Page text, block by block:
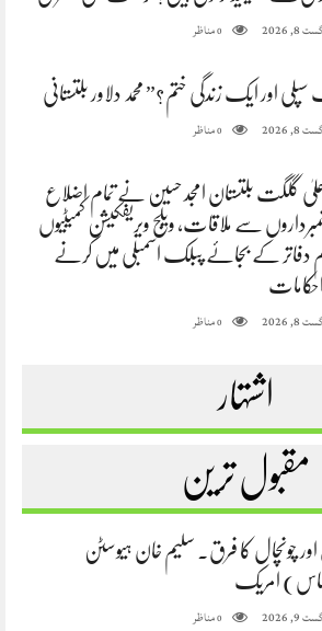
8, 2026
0مناظر
اور ایک زندگی ختم؟” محمد دلاور بلتستانی
8, 2026
0مناظر
گلگت بلتستان امجد حسین نے تمام اضلاع
سے ملاقات، ویلج ویریفکیشن کمیٹیوں
دفاتر کے بجائے پبلک اسمبلی میں کرنے
8, 2026
0مناظر
اشتہار
مقبول ترین
اور چونچال کا فرق. سلیم خان ہیوسٹن
امریک
9, 2026
0مناظر